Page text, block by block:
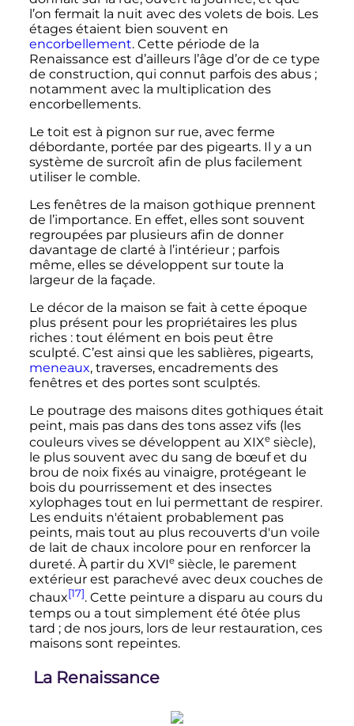
l’on fermait la nuit avec des volets de bois. Les
étages étaient bien souvent en
encorbellement. Cette période de la
Renaissance est d’ailleurs l’âge d’or de ce type
de construction, qui connut parfois des abus ;
notamment avec la multiplication des
encorbellements.
Le toit est à pignon sur rue, avec ferme
débordante, portée par des pigearts. Il y a un
système de surcroît afin de plus facilement
utiliser le comble.
Les fenêtres de la maison gothique prennent
de l’importance. En effet, elles sont souvent
regroupées par plusieurs afin de donner
davantage de clarté à l’intérieur ; parfois
même, elles se développent sur toute la
largeur de la façade.
Le décor de la maison se fait à cette époque
plus présent pour les propriétaires les plus
riches : tout élément en bois peut être
sculpté. C’est ainsi que les sablières, pigearts,
meneaux, traverses, encadrements des
fenêtres et des portes sont sculptés.
Le poutrage des maisons dites gothiques était
peint, mais pas dans des tons assez vifs (les
couleurs vives se développent au XIXe siècle),
le plus souvent avec du sang de bœuf et du
brou de noix fixés au vinaigre, protégeant le
bois du pourrissement et des insectes
xylophages tout en lui permettant de respirer.
Les enduits n'étaient probablement pas
peints, mais tout au plus recouverts d'un voile
de lait de chaux incolore pour en renforcer la
dureté. À partir du XVIe siècle, le parement
extérieur est parachevé avec deux couches de
chaux[17]. Cette peinture a disparu au cours du
temps ou a tout simplement été ôtée plus
tard ; de nos jours, lors de leur restauration, ces
maisons sont repeintes.
La Renaissance